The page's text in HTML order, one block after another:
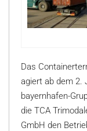
Das
agiert ab dem 2.
bayernhafen-
die TCA
GmbH den